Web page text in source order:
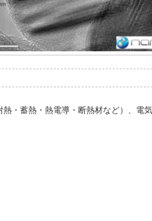
・蓄熱・熱電導・断熱材など）、電